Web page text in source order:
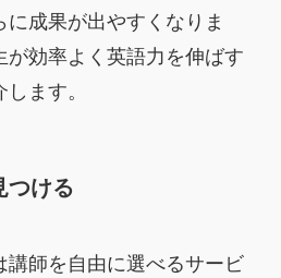
成果が出やすくなりま
が効率よく英語力を伸ばす
ます。
つける
講師を自由に選べるサービ